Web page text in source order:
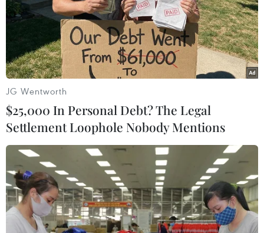
Không quân Hàn Quốc và Mỹ tiến hành
cuộc tập trận chung
23/04/2020 13:45
Không quân Hàn Quốc và các lực lượng Mỹ đồn trú tại
Hàn Quốc đã bắt đầu cuộc tập trận cấp phi đội vào từ
ngày 20/4 vừa qua và sẽ kéo dài đến ngày 24/4 tới.
JG Wentworth
$25,000 In Personal Debt? The Legal
Settlement Loophole Nobody Mentions